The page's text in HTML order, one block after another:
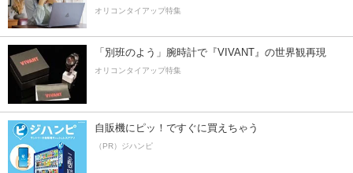
オリコンタイアップ特集
「別班のよう」腕時計で『VIVANT』の世界観再現
オリコンタイアップ特集
自販機にピッ！ですぐに買えちゃう
（PR）ジハンピ